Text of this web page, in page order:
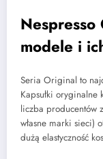
modele i
Seria Original to
Kapsułki oryginalne
liczba producentów
własne marki sieci)
dużą elastyczność